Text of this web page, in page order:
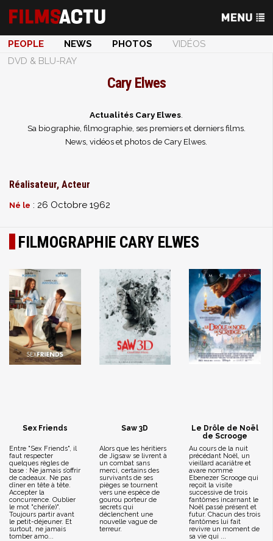
PEOPLE NEWS PHOTOS
VIDÉOS
DVD & BLU-RAY
Cary Elwes
Actualités Cary Elwes
Sa biographie, filmographie, ses premiers et derniers films.
News, vidéos et photos de Cary Elwes.
Réalisateur, Acteur
Né le : 26 Octobre 1962
FILMOGRAPHIE CARY ELWES
Sex Friends
Entre "Sex Friends", il
faut respecter
quelques règles de
base : Ne jamais s’offrir
de cadeaux. Ne pas
dîner en tête à tête.
Accepter la
concurrence. Oublier
le mot "chéri(e)".
Toujours partir avant
le petit-déjeuner. Et
surtout, ne jamais
tomber amo...
Saw 3D
Alors que les héritiers
de Jigsaw se livrent à
un combat sans
merci, certains des
survivants de ses
pièges se tournent
vers une espèce de
gourou porteur de
secrets qui
déclenchent une
nouvelle vague de
terreur.
Le Drôle de Noël
de Scrooge
Au cours de la nuit
précédant Noël, un
vieillard acariâtre et
avare nommé
Ebenezer Scrooge qui
reçoit la visite
successive de trois
fantômes incarnant le
Noël passé présent et
futur. Chacun des trois
fantômes lui fait
revivre un moment de
sa vie qui ...